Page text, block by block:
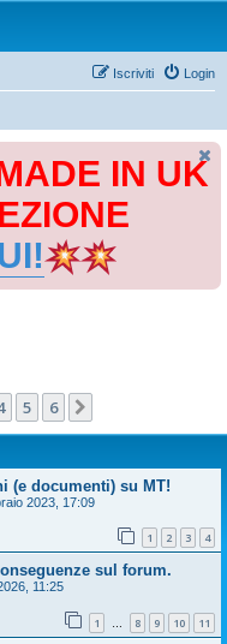
Login
Iscriviti
IN UK
5 6
(e documenti) su MT!
2023, 17:09
1 2 3 4
sul forum.
11:25
1 … 8 9 10 11